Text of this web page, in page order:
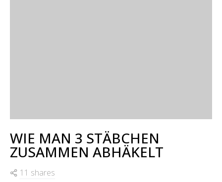
WIE MAN 3 STÄBCHEN
ZUSAMMEN ABHÄKELT
11 shares